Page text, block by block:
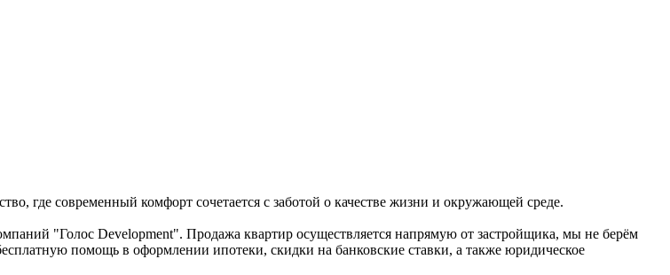
где современный комфорт сочетается с заботой о качестве жизни и окружающей среде.
"Голос Development". Продажа квартир осуществляется напрямую от застройщика, мы не берём
помощь в оформлении ипотеки, скидки на банковские ставки, а также юридическое